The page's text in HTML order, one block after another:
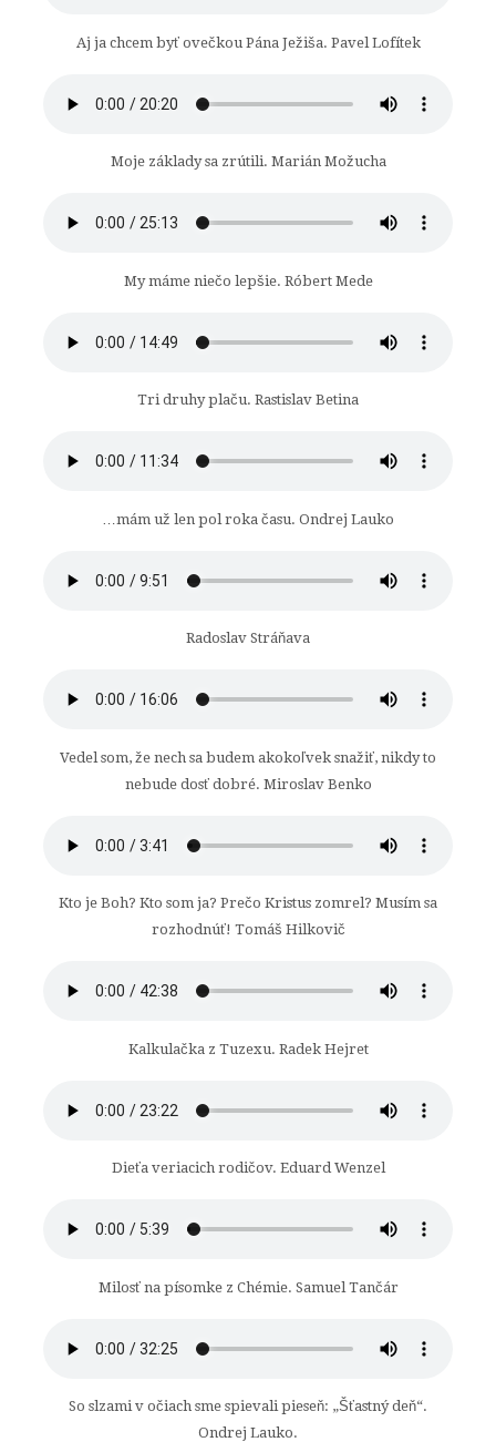
Aj ja chcem byť ovečkou Pána Ježiša. Pavel Lofítek
Moje základy sa zrútili. Marián Možucha
My máme niečo lepšie. Róbert Mede
Tri druhy plaču. Rastislav Betina
…mám už len pol roka času. Ondrej Lauko
Radoslav Stráňava
Vedel som, že nech sa budem akokoľvek snažiť, nikdy to
nebude dosť dobré. Miroslav Benko
Kto je Boh? Kto som ja? Prečo Kristus zomrel? Musím sa
rozhodnúť! Tomáš Hilkovič
Kalkulačka z Tuzexu. Radek Hejret
Dieťa veriacich rodičov. Eduard Wenzel
Milosť na písomke z Chémie. Samuel Tančár
So slzami v očiach sme spievali pieseň: „Šťastný deň“.
Ondrej Lauko.